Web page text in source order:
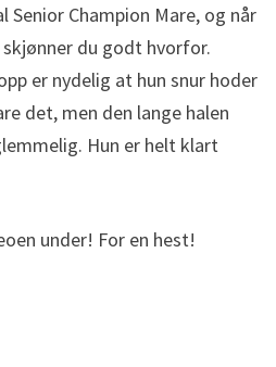
Senior Champion Mare, og når
du godt hvorfor.
er nydelig at hun snur hoder
det, men den lange halen
Hun er helt klart
under! For en hest!